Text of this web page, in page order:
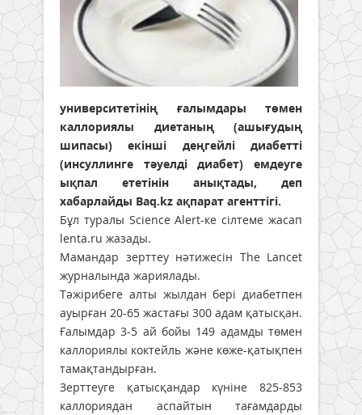
университетінің ғалымдары төмен
каллориялы диетаның (ашығудың
шипасы) екінші деңгейлі диабетті
(инсуллинге тәуелді диабет) емдеуге
ықпал ететінін анықтады, деп
хабарлайды Baq.kz ақпарат агенттігі.
Бұл туралы Science Alert-ке сілтеме жасап
lenta.ru жазады.
Мамандар зерттеу нәтижесін The Lancet
журналында жариялады.
Тәжірибеге алты жылдан бері диабетпен
ауырған 20-65 жастағы 300 адам қатысқан.
Ғалымдар 3-5 ай бойы 149 адамды төмен
каллориялы коктейль және көже-қатықпен
тамақтандырған.
Зерттеуге қатысқандар күніне 825-853
каллориядан аспайтын тағамдарды